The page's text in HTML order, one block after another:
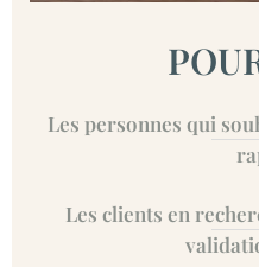
Les personnes qui
Les clients en